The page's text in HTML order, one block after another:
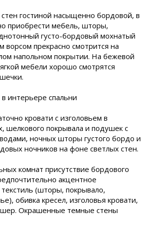
гостиной насыщенно бордовой, в
приобрести мебель, шторы,
густо-бордовый мохнатый
ворсом прекрасно смотрится на
напольном покрытии. На бежевой
мебели хорошо смотрятся
интерьере спальни
кровати с изголовьем в
шелкового покрывала и подушек с
ночных шторы густого бордо и
ночников на фоне светлых стен.
комнат присутствие бордового
акцентное
(шторы, покрывало,
обивка кресел, изголовья кровати,
Окрашенные темные стены